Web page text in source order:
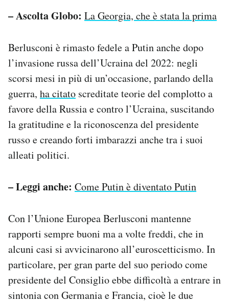
– Ascolta Globo: La Georgia, che è stata la prima
Berlusconi è rimasto fedele a Putin anche dopo
l’invasione russa dell’Ucraina del 2022: negli
scorsi mesi in più di un’occasione, parlando della
guerra, ha citato screditate teorie del complotto a
favore della Russia e contro l’Ucraina, suscitando
la gratitudine e la riconoscenza del presidente
russo e creando forti imbarazzi anche tra i suoi
alleati politici.
– Leggi anche: Come Putin è diventato Putin
Con l’Unione Europea Berlusconi mantenne
rapporti sempre buoni ma a volte freddi, che in
alcuni casi si avvicinarono all’euroscetticismo. In
particolare, per gran parte del suo periodo come
presidente del Consiglio ebbe difficoltà a entrare in
sintonia con Germania e Francia, cioè le due